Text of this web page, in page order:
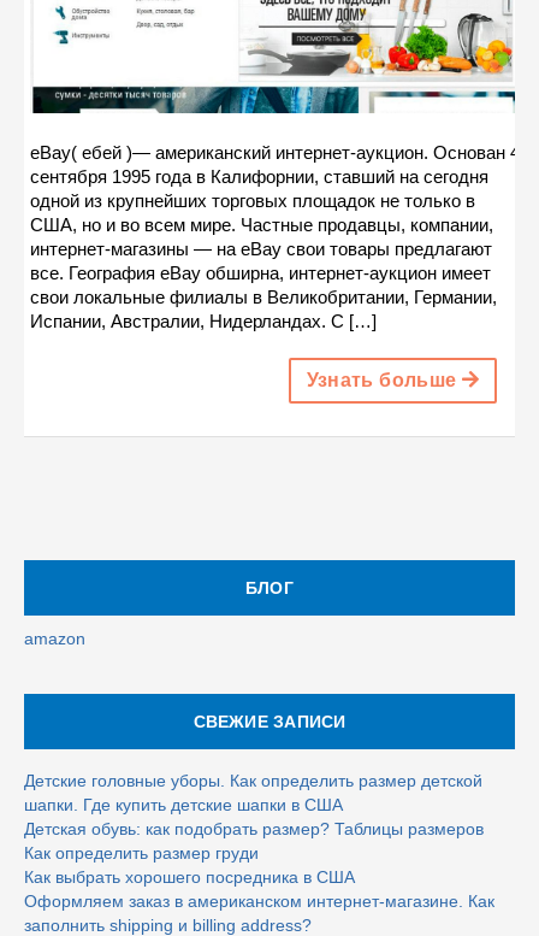
eBay( ебей )— американский интернет-аукцион. Основан 4
сентября 1995 года в Калифорнии, ставший на сегодня
одной из крупнейших торговых площадок не только в
США, но и во всем мире. Частные продавцы, компании,
интернет-магазины — на eBay свои товары предлагают
все. География eBay обширна, интернет-аукцион имеет
свои локальные филиалы в Великобритании, Германии,
Испании, Австралии, Нидерландах. С […]
Узнать больше
БЛОГ
amazon
СВЕЖИЕ ЗАПИСИ
Детские головные уборы. Как определить размер детской
шапки. Где купить детские шапки в США
Детская обувь: как подобрать размер? Таблицы размеров
Как определить размер груди
Как выбрать хорошего посредника в США
Оформляем заказ в американском интернет-магазине. Как
заполнить shipping и billing address?